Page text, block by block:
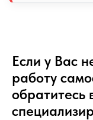
Если у Вас
работу
обратитесь